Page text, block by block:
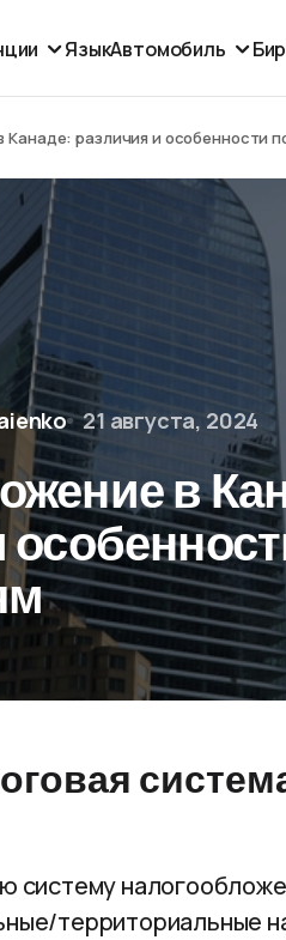
ЯзыкАвтомобиль
Канаде: различия и особенности
21 августа, 2024
в
систему
территориальные